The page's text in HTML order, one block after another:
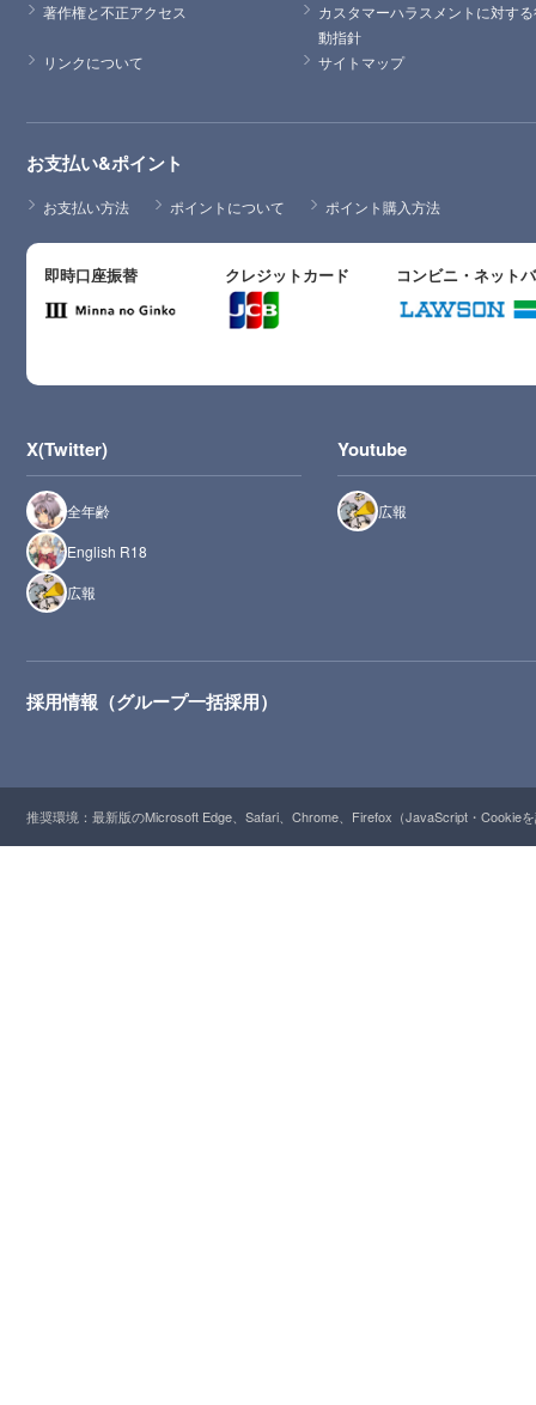
著作権と不正アクセス
カスタマーハラスメントに対す
動指針
リンクについて
サイトマップ
お支払い&ポイント
お支払い方法 ポイントについて ポイント購入方法
即時口座振替 クレジットカード コンビニ・ネット
X(Twitter)
全年齢
English R18
広報
Youtube
広報
採用情報（グループ一括採用）
推奨環境：最新版のMicrosoft Edge、Safari、Chrome、Firefox（JavaScript・Cookie